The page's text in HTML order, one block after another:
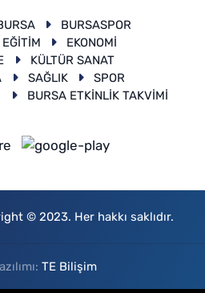
BURSASPOR
EĞİTİM
EKONOMİ
KÜLTÜR SANAT
SAĞLIK
SPOR
BURSA ETKİNLİK TAKVİMİ
© 2023. Her hakkı saklıdır.
TE Bilişim